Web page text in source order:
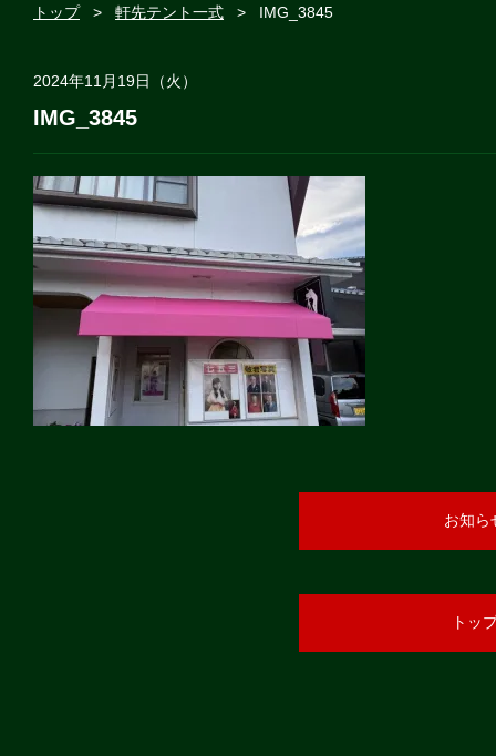
トップ > 軒先テント一式 > IMG_3845
2024年11月19日（火）
IMG_3845
お知ら
トッ